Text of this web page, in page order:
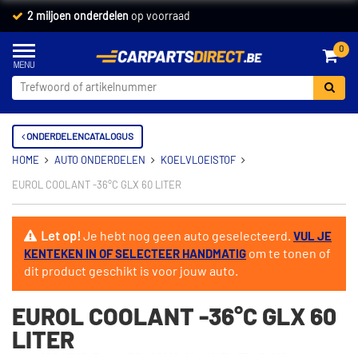
2 miljoen onderdelen op voorraad
0
ONDERDELENCATALOGUS
HOME AUTO ONDERDELEN KOELVLOEISTOF
EUROL COOLANT -36°C GLX 60 LITER
Let op!Je hebt nog geen auto geselecteerd. VUL JE
KENTEKEN IN OF SELECTEER HANDMATIG om te tonen of
dit product geschikt is voor jouw auto.
EUROL COOLANT -36°C GLX 60
LITER